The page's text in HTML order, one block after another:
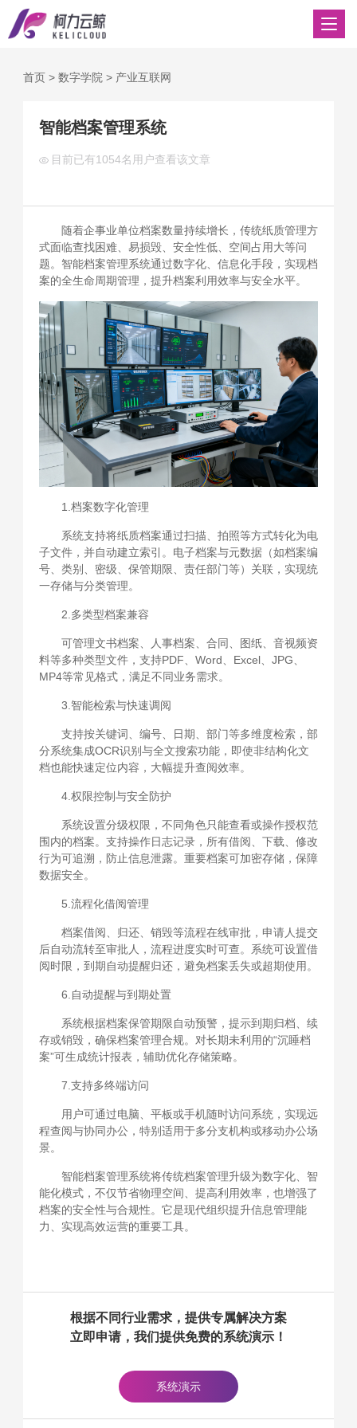
首页> 数字学院 > 产业互联网
智能档案管理系统
目前已有1054名用户查看该文章
随着企事业单位档案数量持续增长，传统纸质管理方
式面临查找困难、易损毁、安全性低、空间占用大等问
题。智能档案管理系统通过数字化、信息化手段，实现档
案的全生命周期管理，提升档案利用效率与安全水平。
1.档案数字化管理
系统支持将纸质档案通过扫描、拍照等方式转化为电
子文件，并自动建立索引。电子档案与元数据（如档案编
号、类别、密级、保管期限、责任部门等）关联，实现统
一存储与分类管理。
2.多类型档案兼容
可管理文书档案、人事档案、合同、图纸、音视频资
料等多种类型文件，支持PDF、Word、Excel、JPG、
MP4等常见格式，满足不同业务需求。
3.智能检索与快速调阅
支持按关键词、编号、日期、部门等多维度检索，部
分系统集成OCR识别与全文搜索功能，即使非结构化文
档也能快速定位内容，大幅提升查阅效率。
4.权限控制与安全防护
系统设置分级权限，不同角色只能查看或操作授权范
围内的档案。支持操作日志记录，所有借阅、下载、修改
行为可追溯，防止信息泄露。重要档案可加密存储，保障
数据安全。
5.流程化借阅管理
档案借阅、归还、销毁等流程在线审批，申请人提交
后自动流转至审批人，流程进度实时可查。系统可设置借
阅时限，到期自动提醒归还，避免档案丢失或超期使用。
6.自动提醒与到期处置
系统根据档案保管期限自动预警，提示到期归档、续
存或销毁，确保档案管理合规。对长期未利用的“沉睡档
案”可生成统计报表，辅助优化存储策略。
7.支持多终端访问
用户可通过电脑、平板或手机随时访问系统，实现远
程查阅与协同办公，特别适用于多分支机构或移动办公场
景。
智能档案管理系统将传统档案管理升级为数字化、智
能化模式，不仅节省物理空间、提高利用效率，也增强了
档案的安全性与合规性。它是现代组织提升信息管理能
力、实现高效运营的重要工具。
根据不同行业需求，提供专属解决方案
立即申请，我们提供免费的系统演示！
系统演示